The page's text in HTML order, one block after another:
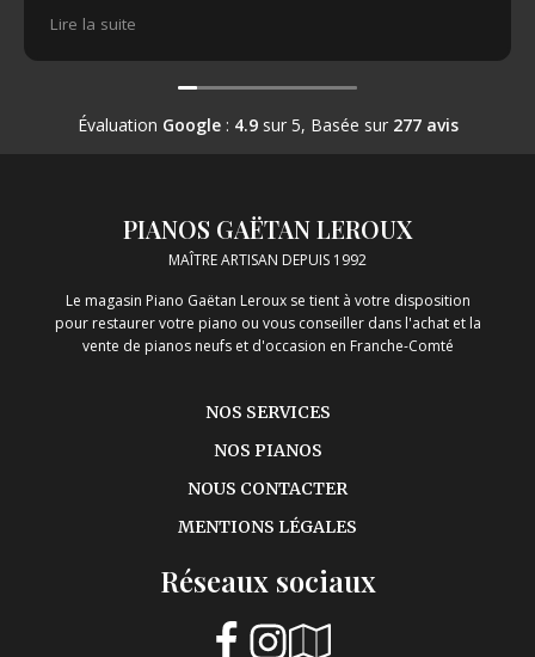
par la suite si nécessaire et je recommande à tous
les passionnés de guitare. J’ai même eu le droit à
une grosse réduction de leur part sur la housse de
protection, c’était adorable.
Lire la suite
Évaluation Google: 4.9sur 5, Basée sur 277 avis
PIANOS GAËTAN LEROUX
MAÎTRE ARTISAN DEPUIS 1992
Le magasin Piano Gaëtan Leroux se tient à votre disposition
pour restaurer votre piano ou vous conseiller dans l'achat et la
vente de pianos neufs et d'occasion en Franche-Comté
NOS SERVICES
NOS PIANOS
NOUS CONTACTER
MENTIONS LÉGALES
Réseaux sociaux